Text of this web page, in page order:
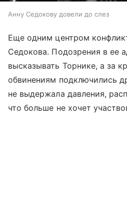
Анну Седокову довели до слез
Еще одним центром
Седокова. Подозрения в ее
высказывать Торнике, а за
обвинениям подключились
не выдержала давления,
что больше не хочет